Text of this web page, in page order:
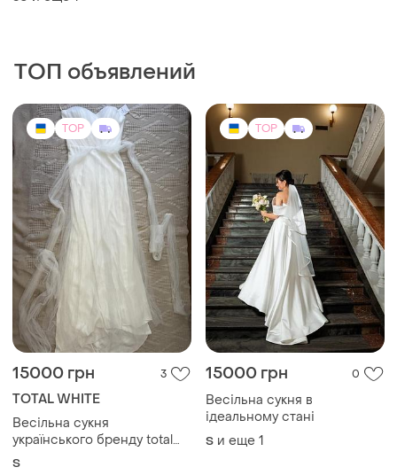
ТОП объявлений
TOP
15000 грн 3
TOTAL WHITE
Весільна сукня
українського бренду total
white
S
TOP
15000 грн 0
Весільна сукня в
ідеальному стані
S и еще 1